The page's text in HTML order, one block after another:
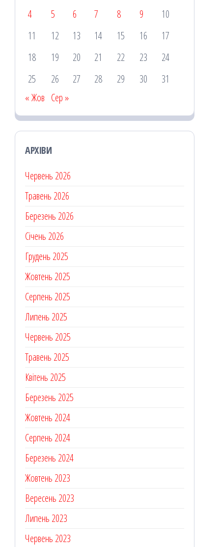
4
5 6 7 8 9
10
11
12 13 14 15 16
17
18
19 20 21 22 23
24
25
26 27 28 29 30
31
« Жов Сер »
АРХІВИ
Червень 2026
Травень 2026
Березень 2026
Січень 2026
Грудень 2025
Жовтень 2025
Серпень 2025
Липень 2025
Червень 2025
Травень 2025
Квітень 2025
Березень 2025
Жовтень 2024
Серпень 2024
Березень 2024
Жовтень 2023
Вересень 2023
Липень 2023
Червень 2023